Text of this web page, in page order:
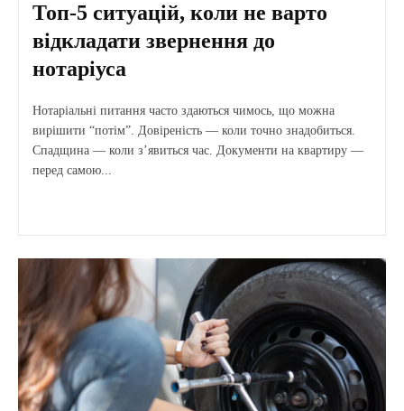
Топ-5 ситуацій, коли не варто
відкладати звернення до
нотаріуса
Нотаріальні питання часто здаються чимось, що можна
вирішити “потім”. Довіреність — коли точно знадобиться.
Спадщина — коли з’явиться час. Документи на квартиру —
перед самою...